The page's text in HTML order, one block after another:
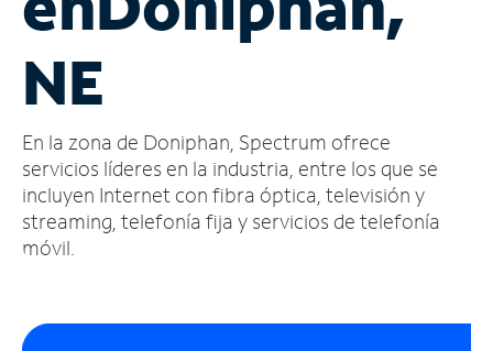
cuenta
Encuentra
tienda
NE
En la zona de Doniphan, Spectrum ofrece
servicios líderes en la industria, entre los que se
incluyen Internet con fibra óptica, televisión y
streaming, telefonía fija y servicios de telefonía
móvil.